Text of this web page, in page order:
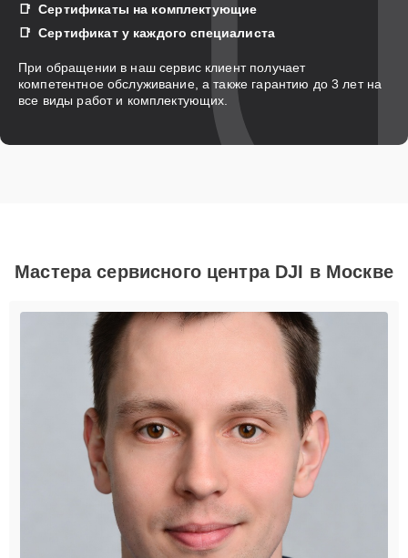
Сертификаты на комплектующие
Сертификат у каждого специалиста
При обращении в наш сервис клиент получает
компетентное обслуживание, а также гарантию до 3 лет на
все виды работ и комплектующих.
Мастера сервисного центра DJI в Москве